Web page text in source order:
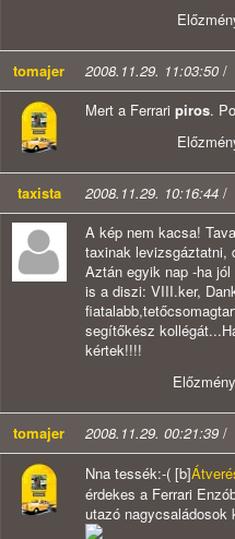
tomajer 2008.11.29. 11:03:50 /
Mert a Ferrari piros.
taxista 2008.11.29. 10:16:44 /
A kép nem kacsa!
taxinak levizsgáztatni,
Aztán egyik nap -ha
is a diszi: VIII.ker,
segítőkész
kértek!!!!
tomajer 2008.11.29. 00:21:39 /
Nna tessék:-( [b]
érdekes a Ferrari
utazó nagycsaládosok